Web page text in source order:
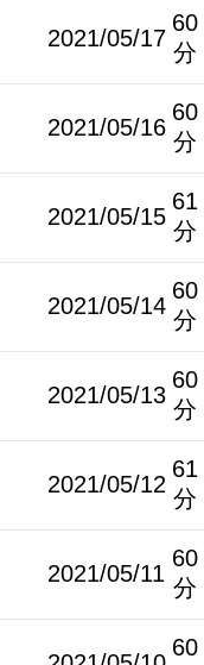
2021/05/17
60
分
2021/05/16
60
分
2021/05/15
61
分
2021/05/14
60
分
2021/05/13
60
分
2021/05/12
61
分
2021/05/11
60
分
60